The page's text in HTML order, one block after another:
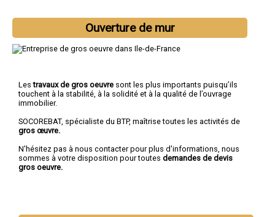
Ouverture de mur
Lestravaux de gros oeuvre sont les plus importants puisqu’ils
touchent à la stabilité, à la solidité et à la qualité de l’ouvrage
immobilier.
SOCOREBAT, spécialiste du BTP, maîtrise toutes les activités de
gros œuvre.
N'hésitez pas à nous contacter pour plus d'informations, nous
sommes à votre disposition pour toutes demandes de devis
gros oeuvre.